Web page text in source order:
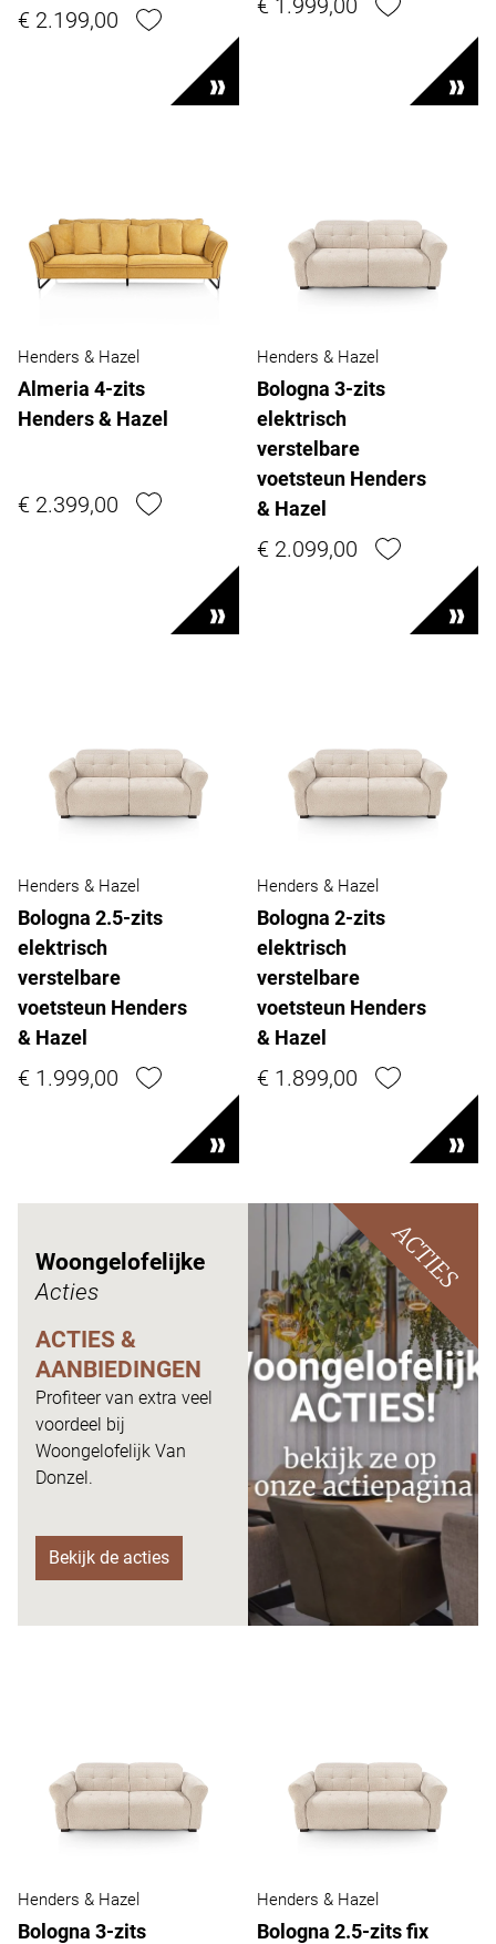
€ 2.199,00
Henders & Hazel
Almeria 4-zits
Henders & Hazel
€ 2.399,00
Henders & Hazel
Bologna 3-zits
elektrisch
verstelbare
voetsteun Henders
& Hazel
€ 2.099,00
Henders & Hazel
Bologna 2.5-zits
elektrisch
verstelbare
voetsteun Henders
& Hazel
€ 1.999,00
Henders & Hazel
Bologna 2-zits
elektrisch
verstelbare
voetsteun Henders
& Hazel
€ 1.899,00
Woongelofelijke
Acties
ACTIES &
AANBIEDINGEN
Profiteer van extra veel
voordeel bij
Woongelofelijk Van
Donzel.
Bekijk de acties
ACTIES
Henders & Hazel
Bologna 3-zits
Henders & Hazel
Bologna 2.5-zits fix